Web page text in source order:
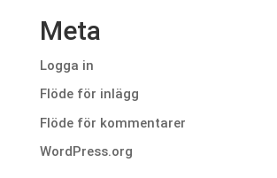
Meta
Logga in
Flöde för inlägg
Flöde för kommentarer
WordPress.org